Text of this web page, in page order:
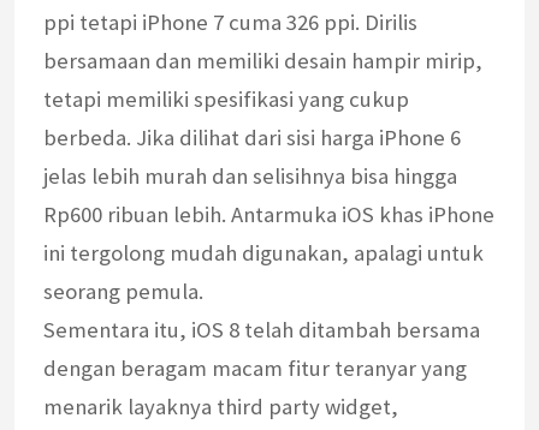
ppi tetapi iPhone 7 cuma 326 ppi. Dirilis
bersamaan dan memiliki desain hampir mirip,
tetapi memiliki spesifikasi yang cukup
berbeda. Jika dilihat dari sisi harga iPhone 6
jelas lebih murah dan selisihnya bisa hingga
Rp600 ribuan lebih. Antarmuka iOS khas iPhone
ini tergolong mudah digunakan, apalagi untuk
seorang pemula.
Sementara itu, iOS 8 telah ditambah bersama
dengan beragam macam fitur teranyar yang
menarik layaknya third party widget,